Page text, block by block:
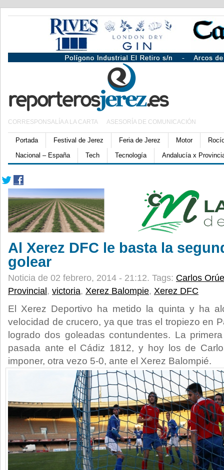
CORRESPONSALÍA A LA CARTA ASESORÍA DE COMUNICACIÓN
Portada Festival de Jerez Feria de Jerez Motor
Nacional – España
Tech Tecnología Andalucía x
Al Xerez DFC le basta la
golear
Noticia de 02 febrero, 2014 - 21:12. Tags: Carlos Orúe
Provincial , victoria, Xerez Balompie, Xerez DFC
El Xerez Deportivo ha metido la quinta y ha
velocidad de crucero, ya que tras el tropiezo en
logrado dos goleadas contundentes. La
pasada ante el Cádiz 1812, y hoy los de
imponer, otra vezo 5-0, ante el Xerez Balompié.